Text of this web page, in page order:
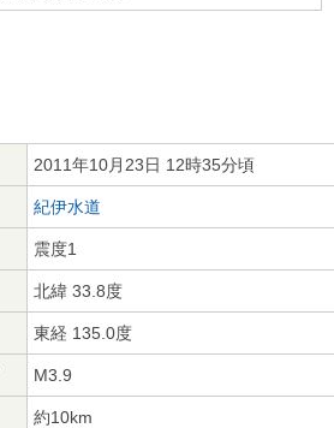
2011年10月23日 12時35分頃
紀伊水道
震度1
北緯 33.8度
東経 135.0度
M3.9
約10km